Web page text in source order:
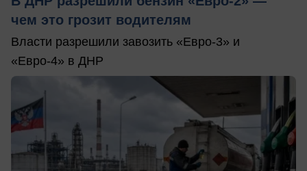
чем это грозит водителям
Власти разрешили завозить «Евро-3» и
«Евро-4» в ДНР